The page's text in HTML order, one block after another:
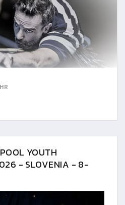
YOUTH
- SLOVENIA - 8-